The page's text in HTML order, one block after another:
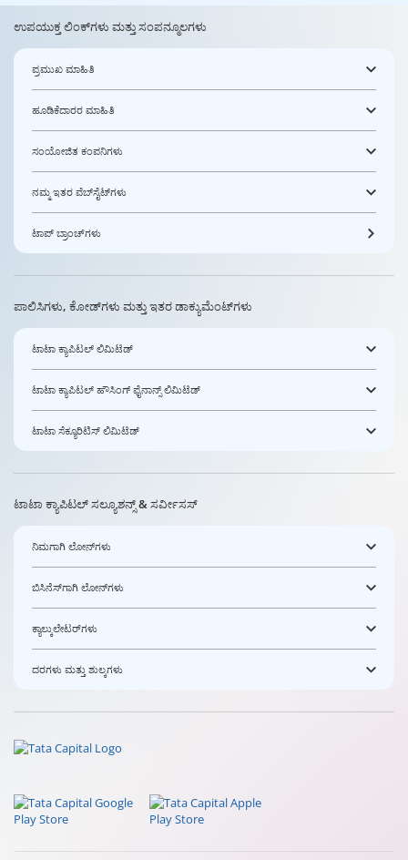
ಉಪಯುಕ್ತ ಲಿಂಕ್‌ಗಳು ಮತ್ತು ಸಂಪನ್ಮೂಲಗಳು
ಪ್ರಮುಖ ಮಾಹಿತಿ
ಹೂಡಿಕೆದಾರರ ಮಾಹಿತಿ
ಸಂಯೋಜಿತ ಕಂಪನಿಗಳು
ನಮ್ಮ ಇತರ ವೆಬ್‌ಸೈಟ್‌ಗಳು
ಟಾಪ್ ಬ್ರಾಂಚ್‌ಗಳು
ಪಾಲಿಸಿಗಳು, ಕೋಡ್‌ಗಳು ಮತ್ತು ಇತರ ಡಾಕ್ಯುಮೆಂಟ್‌ಗಳು
ಟಾಟಾ ಕ್ಯಾಪಿಟಲ್ ಲಿಮಿಟೆಡ್
ಟಾಟಾ ಕ್ಯಾಪಿಟಲ್ ಹೌಸಿಂಗ್ ಫೈನಾನ್ಸ್ ಲಿಮಿಟೆಡ್
ಟಾಟಾ ಸೆಕ್ಯೂರಿಟಿಸ್ ಲಿಮಿಟೆಡ್
ಟಾಟಾ ಕ್ಯಾಪಿಟಲ್ ಸಲ್ಯೂಶನ್ಸ್ & ಸರ್ವೀಸಸ್
ನಿಮಗಾಗಿ ಲೋನ್‌ಗಳು
ಬಿಸಿನೆಸ್‌ಗಾಗಿ ಲೋನ್‌ಗಳು
ಕ್ಯಾಲ್ಕುಲೇಟರ್‌ಗಳು
ದರಗಳು ಮತ್ತು ಶುಲ್ಕಗಳು